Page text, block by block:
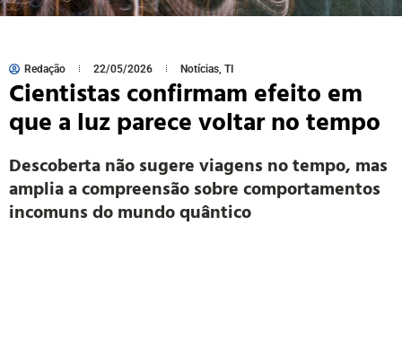
Redação 22/05/2026 Notícias, TI
Cientistas confirmam efeito em
que a luz parece voltar no tempo
Descoberta não sugere viagens no tempo, mas
amplia a compreensão sobre comportamentos
incomuns do mundo quântico